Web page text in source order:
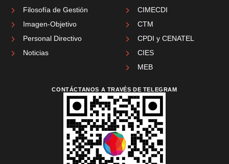
Filosofía de Gestión
Imagen-Objetivo
Personal Directivo
Noticias
CIMECDI
CTM
CPDI y CENATEL
CIES
MEB
CONTÁCTANOS A TRAVÉS DE TELEGRAM